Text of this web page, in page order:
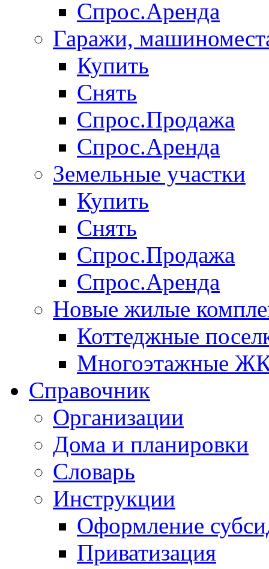
Спрос.Аренда
Гаражи,
Купить
Снять
Спрос.Продажа
Спрос.Аренда
Земельные участки
Купить
Снять
Спрос.Продажа
Спрос.Аренда
Новые жилые
Коттеджные
Многоэтажные
Справочник
Организации
Дома и планировки
Словарь
Инструкции
Оформление
Приватизация